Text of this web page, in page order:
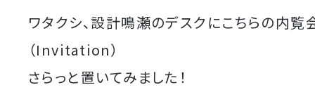
ワタクシ、設計鳴瀬のデスクにこちらの内
（Invitation）
さらっと置いてみました！